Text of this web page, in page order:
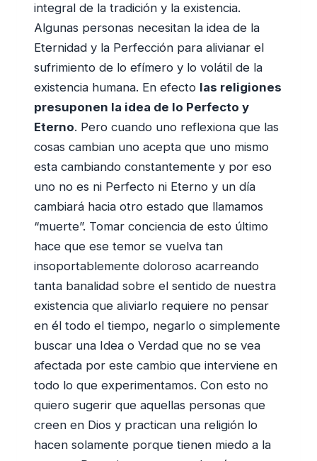
integral de la tradición y la existencia.
Algunas personas necesitan la idea de la
Eternidad y la Perfección para alivianar el
sufrimiento de lo efímero y lo volátil de la
existencia humana. En efecto las religiones
presuponen la idea de lo Perfecto y
Eterno. Pero cuando uno reflexiona que las
cosas cambian uno acepta que uno mismo
esta cambiando constantemente y por eso
uno no es ni Perfecto ni Eterno y un día
cambiará hacia otro estado que llamamos
“muerte”. Tomar conciencia de esto último
hace que ese temor se vuelva tan
insoportablemente doloroso acarreando
tanta banalidad sobre el sentido de nuestra
existencia que aliviarlo requiere no pensar
en él todo el tiempo, negarlo o simplemente
buscar una Idea o Verdad que no se vea
afectada por este cambio que interviene en
todo lo que experimentamos. Con esto no
quiero sugerir que aquellas personas que
creen en Dios y practican una religión lo
hacen solamente porque tienen miedo a la